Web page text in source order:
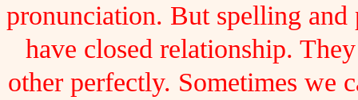
pronunciation. But spelling and
have closed relationship.
other perfectly. Sometimes we